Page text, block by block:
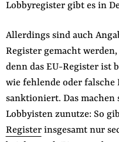
Lobbyregister gibt es in
Allerdings sind auch
Register gemacht
denn das EU-Register ist
wie fehlende oder
sanktioniert. Das machen
Lobbyisten zunutze: So
Registerinsgesamt nur